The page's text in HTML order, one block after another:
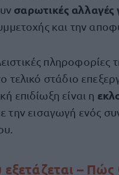
σαρωτικές αλλαγές
και την
πληροφορίες
τελικό στάδιο
επιδίωξη είναι η
την εισαγωγή ενός
–